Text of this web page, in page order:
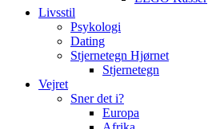
Livsstil
Psykologi
Dating
Stjernetegn Hjørnet
Stjernetegn
Vejret
Sner det i?
Europa